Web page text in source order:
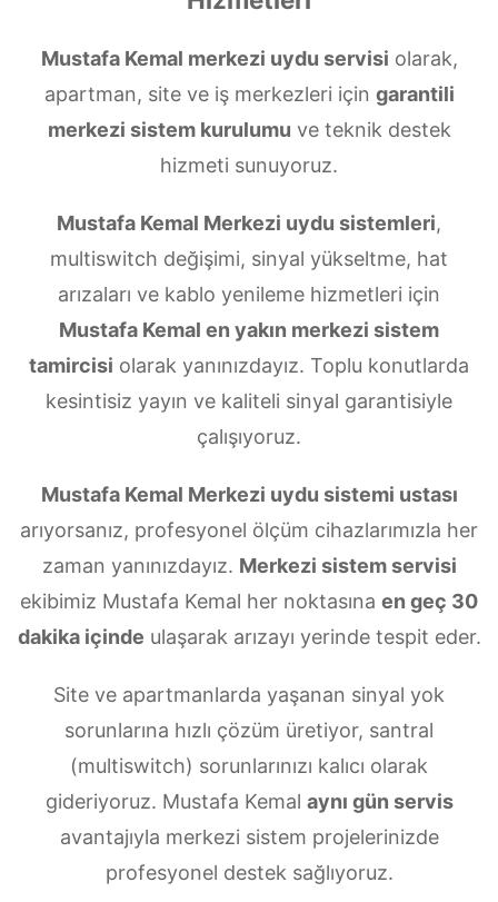
Mustafa Kemal merkezi uydu servisi olarak,
apartman, site ve iş merkezleri için garantili
merkezi sistem kurulumu ve teknik destek
hizmeti sunuyoruz.
Mustafa Kemal Merkezi uydu sistemleri,
multiswitch değişimi, sinyal yükseltme, hat
arızaları ve kablo yenileme hizmetleri için
Mustafa Kemal en yakın merkezi sistem
tamircisi olarak yanınızdayız. Toplu konutlarda
kesintisiz yayın ve kaliteli sinyal garantisiyle
çalışıyoruz.
Mustafa Kemal Merkezi uydu sistemi ustası
arıyorsanız, profesyonel ölçüm cihazlarımızla her
zaman yanınızdayız. Merkezi sistem servisi
ekibimiz Mustafa Kemal her noktasına en geç 30
dakika içinde ulaşarak arızayı yerinde tespit eder.
Site ve apartmanlarda yaşanan sinyal yok
sorunlarına hızlı çözüm üretiyor, santral
(multiswitch) sorunlarınızı kalıcı olarak
gideriyoruz. Mustafa Kemal aynı gün servis
avantajıyla merkezi sistem projelerinizde
profesyonel destek sağlıyoruz.